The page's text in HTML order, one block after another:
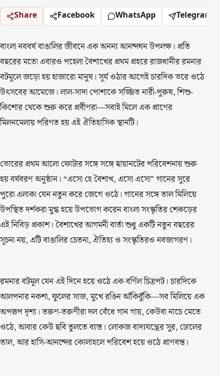
Share Facebook WhatsApp Telegram
বাংলা নববর্ষ বাঙালির জীবনে এক অনন্য আনন্দঘন উপলক্ষ। প্রতি
বছরের মতো এবারও পহেলা বৈশাখের প্রথম প্রহরে রাজধানীর রমনার
বটমূলে জড়ো হয় হাজারো মানুষ। সূর্য ওঠার আগেই চারদিক ভরে ওঠে
উৎসবের আমেজে। লাল-সাদা পোশাকে সজ্জিত নারী-পুরুষ, শিশু-
কিশোর থেকে শুরু করে প্রবীণরা—সবাই মিলে এক প্রাণের
মিলনমেলায় পরিণত হয় এই ঐতিহাসিক স্থানটি।
ভোরের প্রথম আলো ফোটার সঙ্গে সঙ্গে ছায়ানটের পরিবেশনায় শুরু
হয় বর্ষবরণ অনুষ্ঠান। “এসো হে বৈশাখ, এসো এসো” গানের সুরে
পুরো এলাকা যেন নতুন করে জেগে ওঠে। গানের সঙ্গে তাল মিলিয়ে
উপস্থিত দর্শকরা মুগ্ধ হয়ে উপভোগ করেন বাংলা সংস্কৃতির শেকড়ের
এই নিবিড় প্রকাশ। বৈশাখের আগমনী বার্তা শুধু একটি নতুন বছরের
সূচনা নয়, এটি বাঙালির চেতনা, ঐতিহ্য ও সংস্কৃতিরও নবজাগরণ।
রমনার বটমূল যেন এই দিনে হয়ে ওঠে এক বর্ণিল চিত্রপট। চারদিকে
আলপনার নকশা, ফুলের সাজ, মুখে রঙিন আঁকিবুঁকি—সব মিলিয়ে এক
অপরূপ দৃশ্য। তরুণ-তরুণীরা দল বেঁধে গান গায়, কেউবা নাচে মেতে
ওঠে, আবার কেউ ছবি তুলতে ব্যস্ত। লোকজ বাদ্যযন্ত্রের সুর, ঢোলের
তাল, আর হাসি-আনন্দের কোলাহলে পরিবেশ হয়ে ওঠে প্রাণবন্ত।